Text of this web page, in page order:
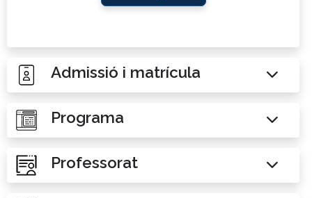
Admissió i matrícula
Programa
Professorat